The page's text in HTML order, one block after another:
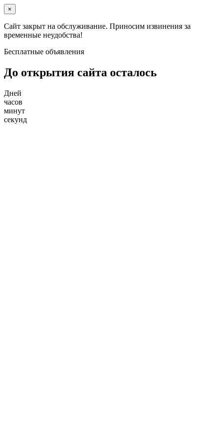
×
Сайт закрыт на обслуживание. Приносим извинения за
временные неудобства!
Бесплатные объявления
До открытия сайта осталось
Дней
часов
минут
секунд